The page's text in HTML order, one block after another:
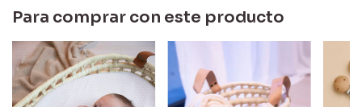
Para comprar con este producto